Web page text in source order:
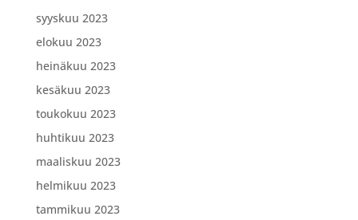
syyskuu 2023
elokuu 2023
heinäkuu 2023
kesäkuu 2023
toukokuu 2023
huhtikuu 2023
maaliskuu 2023
helmikuu 2023
tammikuu 2023